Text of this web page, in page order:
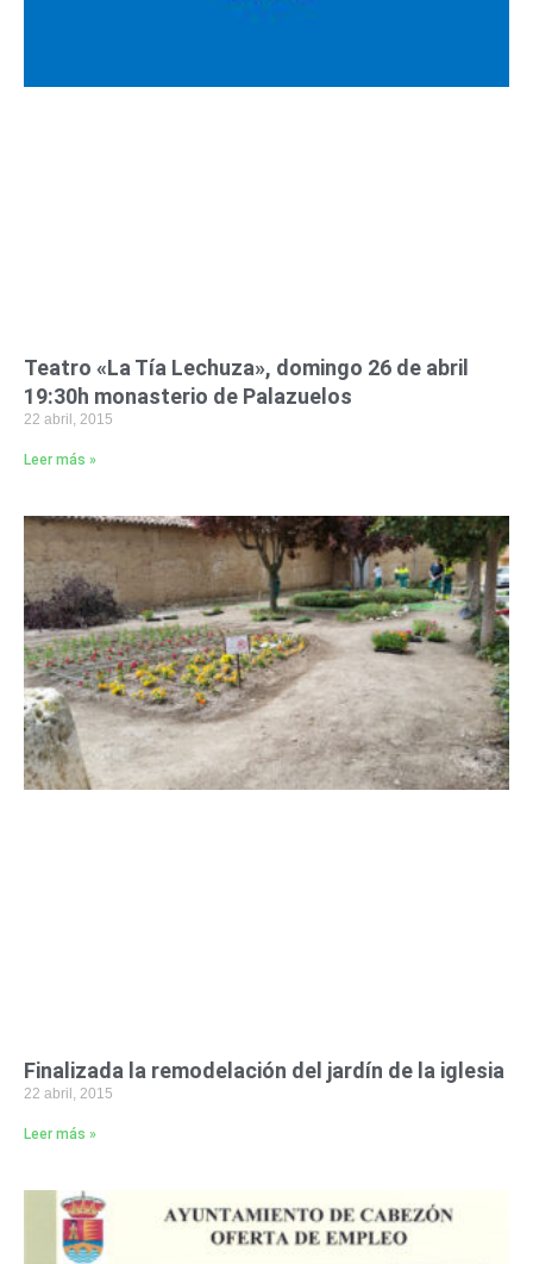
Teatro «La Tía Lechuza», domingo 26 de abril
19:30h monasterio de Palazuelos
22 abril, 2015
Leer más »
Finalizada la remodelación del jardín de la iglesia
22 abril, 2015
Leer más »